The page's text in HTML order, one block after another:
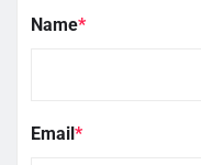
Name*
Email *